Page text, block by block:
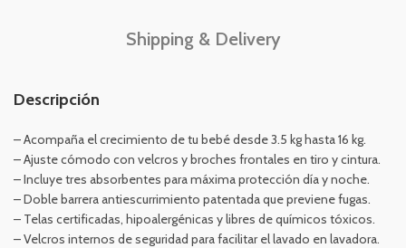
Shipping & Delivery
Descripción
– Acompaña el crecimiento de tu bebé desde 3.5 kg hasta 16 kg.
– Ajuste cómodo con velcros y broches frontales en tiro y cintura.
– Incluye tres absorbentes para máxima protección día y noche.
– Doble barrera antiescurrimiento patentada que previene fugas.
– Telas certificadas, hipoalergénicas y libres de químicos tóxicos.
– Velcros internos de seguridad para facilitar el lavado en lavadora.